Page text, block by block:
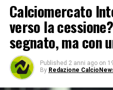
Calciomercato
verso la
segnato, ma con
Published 2 anni ago on
By Redazione